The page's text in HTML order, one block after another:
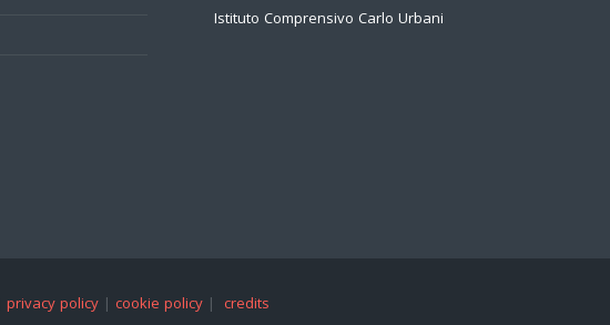
Istituto Comprensivo Carlo Urbani
privacy policy| cookie policy| credits